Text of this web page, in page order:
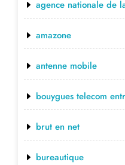
agence nationale de
amazone
antenne mobile
bouygues telecom
brut en net
bureautique